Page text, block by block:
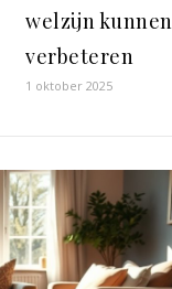
welzijn kunnen
verbeteren
1 oktober 2025